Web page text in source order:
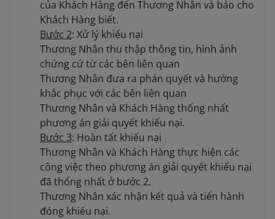
của Khách Hàng đến Thương Nhân và báo cho
Khách Hàng biết.
Bước 2: Xử lý khiếu nại
Thương Nhân thu thập thông tin, hình ảnh
chứng cứ từ các bên liên quan
Thương Nhân đưa ra phán quyết và hướng
khắc phục với các bên liên quan
Thương Nhân và Khách Hàng thống nhất
phương án giải quyết khiếu nại.
Bước 3: Hoàn tất khiếu nại
Thương Nhân và Khách Hàng thực hiện các
công việc theo phương án giải quyết khiếu nại
đã thống nhất ở bước 2.
Thương Nhân xác nhận kết quả và tiến hành
đóng khiếu nại.